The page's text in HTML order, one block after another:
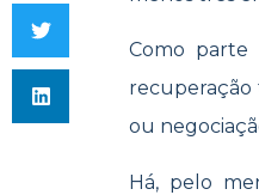
Como parte
ou
Há, pelo